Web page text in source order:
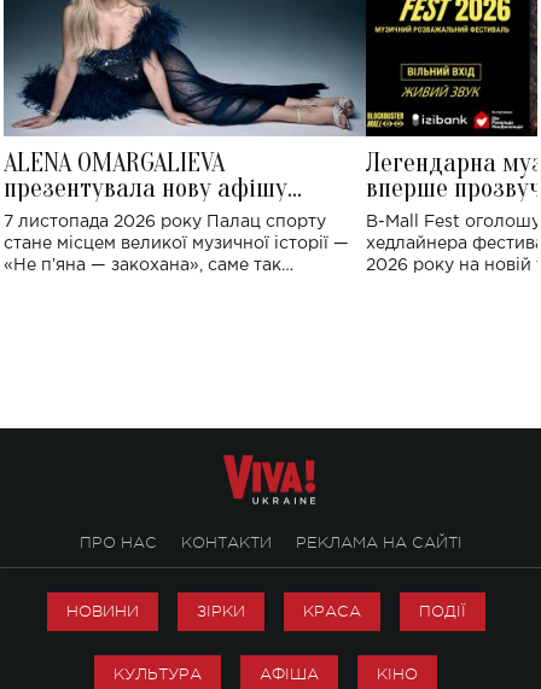
ALENA OMARGALIEVA
презентувала нову афішу
великого концерту в Палаці
спорту
7 листопада 2026 року Палац спорту
стане місцем великої музичної історії —
«Не пʼяна — закохана», саме так
Легендарна
вперше
Україні: де
B-Mall Fest
хедлайнера
2026 року на новій
ПРО НАС КОНТАКТИ РЕКЛАМА НА САЙТІ
НОВИНИ ЗІРКИ КРАСА ПОДІЇ
КУЛЬТУРА АФІША КІНО